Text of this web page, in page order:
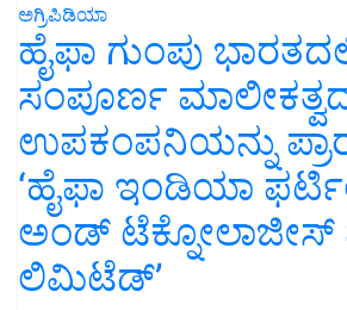
ಅಗ್ರಿಪಿಡಿಯಾ
ಹೈಫಾ ಗುಂಪು
ಸಂಪೂರ್ಣ
ಉಪಕಂಪನಿಯನ್ನು
‘ಹೈಫಾ ಇಂಡಿಯಾ
ಅಂಡ್ ಟೆಕ್ನೋಲಾಜೀಸ್
ಲಿಮಿಟೆಡ್’